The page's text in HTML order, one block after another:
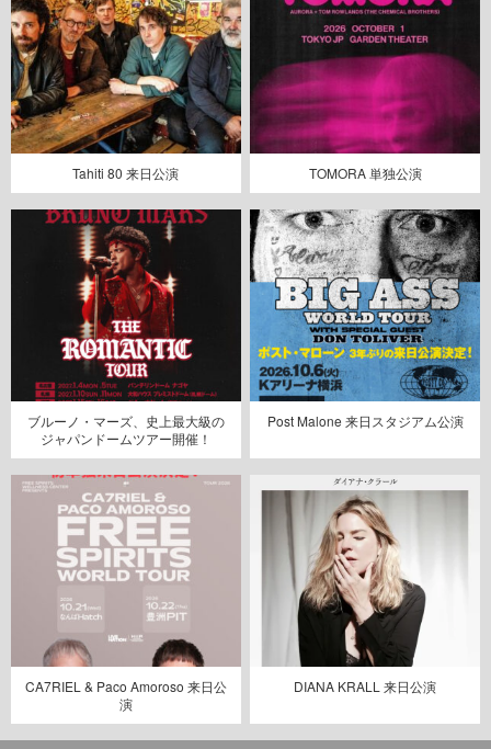
Tahiti 80 来日公演 TOMORA 単独公演
ブルーノ・マーズ、史上最大級の
ジャパンドームツアー開催！
Post Malone 来日スタジアム公演
CA7RIEL & Paco Amoroso 来日公
演
DIANA KRALL 来日公演